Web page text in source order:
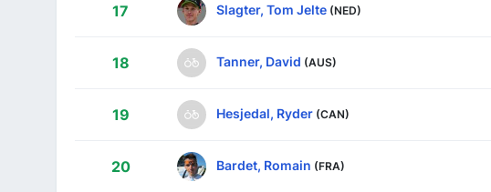
17 Slagter, Tom Jelte (NED)
18 Tanner, David (AUS)
19 Hesjedal, Ryder (CAN)
20 Bardet, Romain (FRA)